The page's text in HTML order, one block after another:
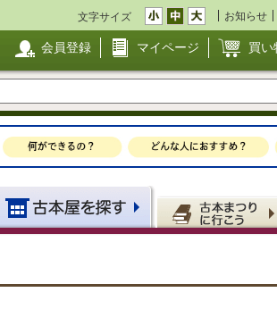
文字サイズ お知らせ
会員登録 マイページ 買い